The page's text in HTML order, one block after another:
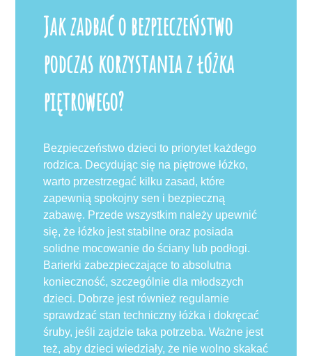
Jak zadbać o bezpieczeństwo
podczas korzystania z łóżka
piętrowego?
Bezpieczeństwo dzieci to priorytet każdego
rodzica. Decydując się na piętrowe łóżko,
warto przestrzegać kilku zasad, które
zapewnią spokojny sen i bezpieczną
zabawę. Przede wszystkim należy upewnić
się, że łóżko jest stabilne oraz posiada
solidne mocowanie do ściany lub podłogi.
Barierki zabezpieczające to absolutna
konieczność, szczególnie dla młodszych
dzieci. Dobrze jest również regularnie
sprawdzać stan techniczny łóżka i dokręcać
śruby, jeśli zajdzie taka potrzeba. Ważne jest
też, aby dzieci wiedziały, że nie wolno skakać